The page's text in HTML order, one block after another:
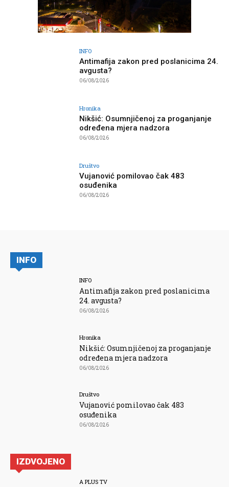
INFO
Antimafija zakon pred poslanicima 24.
avgusta?
06/08/2026
Hronika
Nikšić: Osumnjičenoj za proganjanje
određena mjera nadzora
06/08/2026
Društvo
Vujanović pomilovao čak 483
osuđenika
06/08/2026
INFO
INFO
Antimafija zakon pred poslanicima
24. avgusta?
06/08/2026
Hronika
Nikšić: Osumnjičenoj za proganjanje
određena mjera nadzora
06/08/2026
Društvo
Vujanović pomilovao čak 483
osuđenika
06/08/2026
IZDVOJENO
A PLUS TV